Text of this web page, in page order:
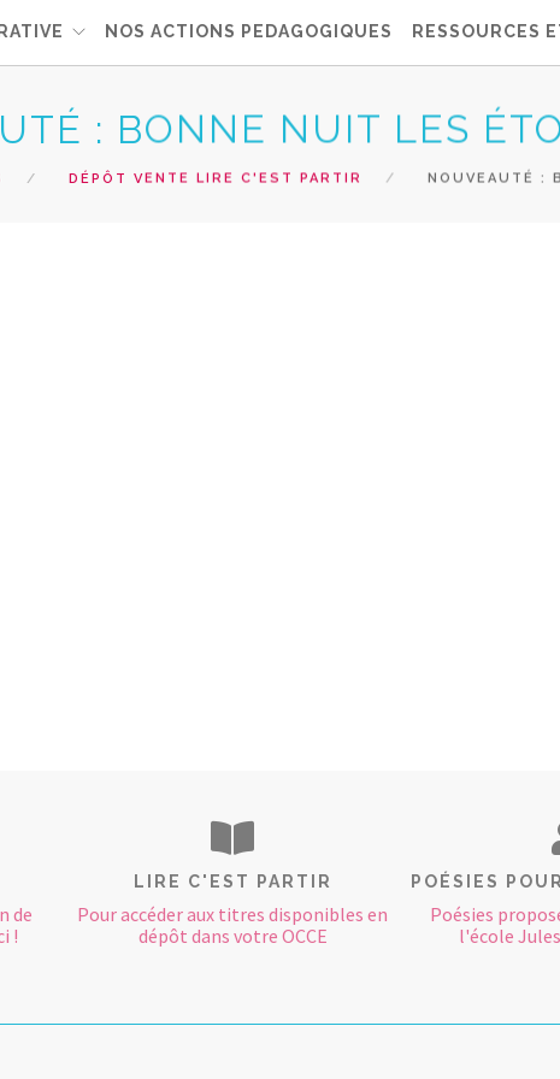
NOS ACTIONS PEDAGOGIQUES RESSOURCES
: BONNE NUIT LES
DÉPÔT VENTE LIRE C'EST PARTIR NOUVEAUTÉ :
de
!
LIRE C'EST PARTIR
Pour accéder aux titres disponibles en
dépôt dans votre OCCE
POÉSIES
Poésies
l'école